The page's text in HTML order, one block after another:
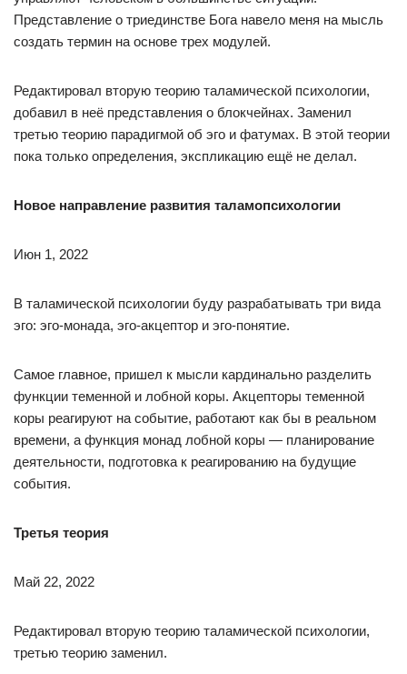
Представление о триединстве Бога навело меня на мысль
создать термин на основе трех модулей.
Редактировал вторую теорию таламической психологии,
добавил в неё представления о блокчейнах. Заменил
третью теорию парадигмой об эго и фатумах. В этой теории
пока только определения, экспликацию ещё не делал.
Новое направление развития таламопсихологии
Июн 1, 2022
В таламической психологии буду разрабатывать три вида
эго: эго-монада, эго-акцептор и эго-понятие.
Самое главное, пришел к мысли кардинально разделить
функции теменной и лобной коры. Акцепторы теменной
коры реагируют на событие, работают как бы в реальном
времени, а функция монад лобной коры — планирование
деятельности, подготовка к реагированию на будущие
события.
Третья теория
Май 22, 2022
Редактировал вторую теорию таламической психологии,
третью теорию заменил.